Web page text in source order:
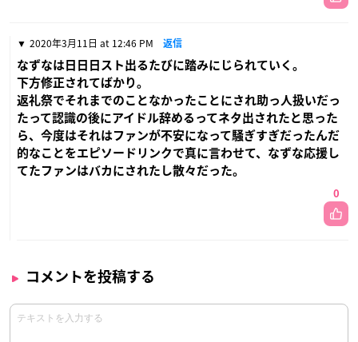
2020年3月11日 at 12:46 PM 返信
なずなは日日日スト出るたびに踏みにじられていく。
下方修正されてばかり。
返礼祭でそれまでのことなかったことにされ助っ人扱いだっ
たって認識の後にアイドル辞めるってネタ出されたと思った
ら、今度はそれはファンが不安になって騒ぎすぎだったんだ
的なことをエピソードリンクで真に言わせて、なずな応援し
てたファンはバカにされたし散々だった。
0
コメントを投稿する